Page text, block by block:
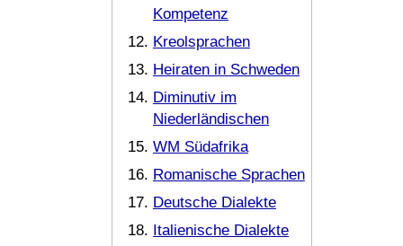
Kompetenz
Kreolsprachen
Heiraten in Schweden
Diminutiv im
Niederländischen
WM Südafrika
Romanische Sprachen
Deutsche Dialekte
Italienische Dialekte